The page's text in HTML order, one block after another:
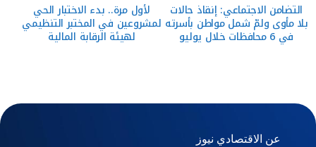
التضامن الاجتماعي: إنقاذ حالات
بلا مأوى ولمّ شمل مواطن بأسرته
في 6 محافظات خلال يوليو
لأول مرة.. بدء الاختبار الحي
لمشروعين في المختبر التنظيمي
لهيئة الرقابة المالية
عن الاقتصادي نيوز